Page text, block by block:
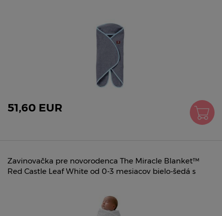
51,60 EUR
Zavinovačka pre novorodenca The Miracle Blanket™
Red Castle Leaf White od 0-3 mesiacov bielo-šedá s